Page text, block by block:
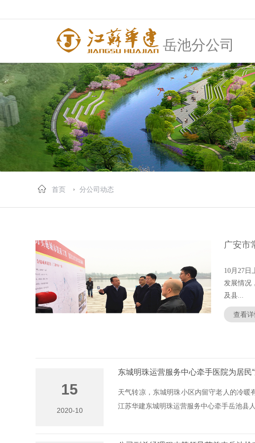
岳池分公司
首页 分公司动态
广安市
10月27日
发展情况
及县...
查看
15
2020-10
东城明珠运营服务中心牵手医院为居民
天气转凉，东城明珠小区内留守老人的冷暖
江苏华建东城明珠运营服务中心牵手岳池县人